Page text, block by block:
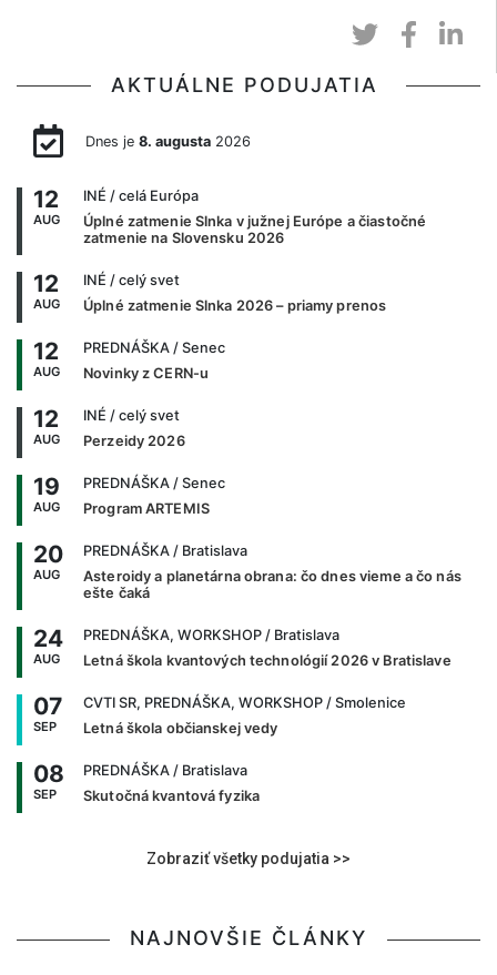
AKTUÁLNE PODUJATIA
Dnes je 8. augusta2026
12
AUG
INÉ / celá Európa
Úplné zatmenie Slnka v južnej Európe a čiastočné
zatmenie na Slovensku 2026
12
AUG
INÉ / celý svet
Úplné zatmenie Slnka 2026 – priamy prenos
12
AUG
PREDNÁŠKA / Senec
Novinky z CERN-u
12
AUG
INÉ / celý svet
Perzeidy 2026
19
AUG
PREDNÁŠKA / Senec
Program ARTEMIS
20
AUG
PREDNÁŠKA / Bratislava
Asteroidy a planetárna obrana: čo dnes vieme a čo nás
ešte čaká
24
AUG
PREDNÁŠKA, WORKSHOP / Bratislava
Letná škola kvantových technológií 2026 v Bratislave
07
SEP
CVTI SR, PREDNÁŠKA, WORKSHOP / Smolenice
Letná škola občianskej vedy
08
SEP
PREDNÁŠKA / Bratislava
Skutočná kvantová fyzika
Zobraziť všetky podujatia >>
NAJNOVŠIE ČLÁNKY